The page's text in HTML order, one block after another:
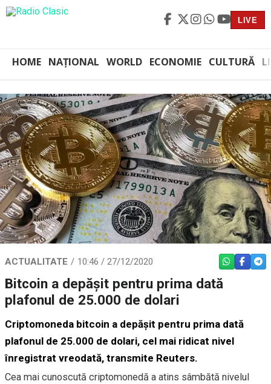
LIVE
HOME NAȚIONAL WORLD ECONOMIE CULTURĂ
ACTUALITATE 10:46 / 27/12/2020 WHATSAPP
Bitcoin a depăşit pentru prima dată
plafonul de 25.000 de dolari
Criptomoneda bitcoin a depăşit pentru prima dată
plafonul de 25.000 de dolari, cel mai ridicat nivel
înregistrat vreodată, transmite Reuters.
Cea mai cunoscută criptomonedă a atins sâmbătă nivelul